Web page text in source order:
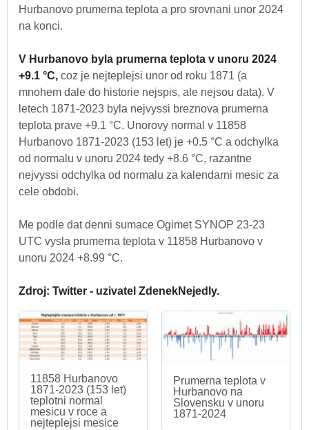
Hurbanovo prumerna teplota a pro srovnani unor 2024
na konci.
V Hurbanovo byla prumerna teplota v unoru 2024
+9.1 °C, coz je nejteplejsi unor od roku 1871 (a
mnohem dale do historie nejspis, ale nejsou data). V
letech 1871-2023 byla nejvyssi breznova prumerna
teplota prave +9.1 °C. Unorovy normal v 11858
Hurbanovo 1871-2023 (153 let) je +0.5 °C a odchylka
od normalu v unoru 2024 tedy +8.6 °C, razantne
nejvyssi odchylka od normalu za kalendarni mesic za
cele obdobi.
Me podle dat denni sumace Ogimet SYNOP 23-23
UTC vysla prumerna teplota v 11858 Hurbanovo v
unoru 2024 +8.99 °C.
Zdroj: Twitter - uzivatel ZdenekNejedly.
11858 Hurbanovo
1871-2023 (153 let)
teplotni normal
mesicu v roce a
nejteplejsi mesice
Prumerna teplota v
Hurbanovo na
Slovensku v unoru
1871-2024